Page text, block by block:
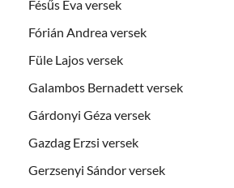
Fésűs Éva versek
Fórián Andrea versek
Füle Lajos versek
Galambos Bernadett versek
Gárdonyi Géza versek
Gazdag Erzsi versek
Gerzsenyi Sándor versek